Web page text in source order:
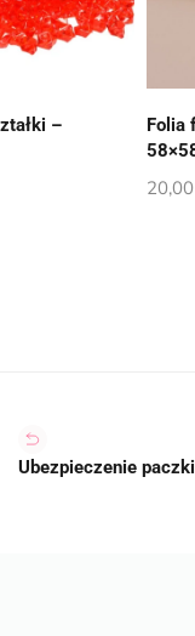
–
Folia
20,00
Ubezpieczenie paczki